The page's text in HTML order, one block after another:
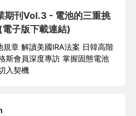
期刊Vol.3 - 電池的三重挑
子版下載連結)
規章 解讀美國IRA法案 日韓高階
斯會員深度專訪 掌握固態電池
入契機